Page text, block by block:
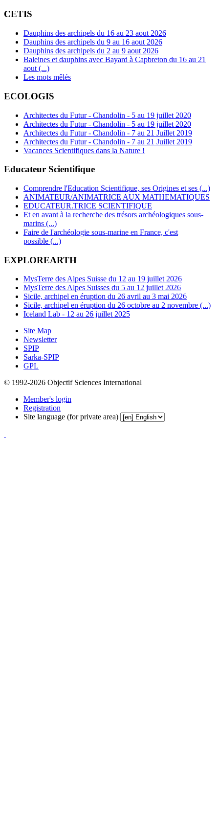
CETIS
Dauphins des archipels du 16 au 23 aout 2026
Dauphins des archipels du 9 au 16 aout 2026
Dauphins des archipels du 2 au 9 aout 2026
Baleines et dauphins avec Bayard à Capbreton du 16 au 21
aout (...)
Les mots mêlés
ECOLOGIS
Architectes du Futur - Chandolin - 5 au 19 juillet 2020
Architectes du Futur - Chandolin - 5 au 19 juillet 2020
Architectes du Futur - Chandolin - 7 au 21 Juillet 2019
Architectes du Futur - Chandolin - 7 au 21 Juillet 2019
Vacances Scientifiques dans la Nature !
Educateur Scientifique
Comprendre l'Education Scientifique, ses Origines et ses (...)
ANIMATEUR/ANIMATRICE AUX MATHEMATIQUES
EDUCATEUR.TRICE SCIENTIFIQUE
Et en avant à la recherche des trésors archéologiques sous-
marins (...)
Faire de l'archéologie sous-marine en France, c'est
possible (...)
EXPLOREARTH
MysTerre des Alpes Suisse du 12 au 19 juillet 2026
MysTerre des Alpes Suisses du 5 au 12 juillet 2026
Sicile, archipel en éruption du 26 avril au 3 mai 2026
Sicile, archipel en éruption du 26 octobre au 2 novembre (...)
Iceland Lab - 12 au 26 juillet 2025
Site Map
Newsletter
SPIP
Sarka-SPIP
GPL
© 1992-2026 Objectif Sciences International
Member's login
Registration
Site language (for private area)